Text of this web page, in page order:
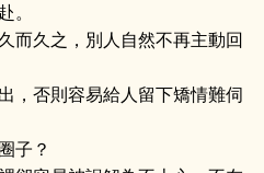
。
而久之，別人自然不再主動回
，否則容易給人留下矯情難伺
子？